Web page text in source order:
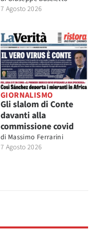
7 Agosto 2026
GIORNALISMO
Gli slalom di Conte
davanti alla
commissione covid
di Massimo Ferrarini
7 Agosto 2026